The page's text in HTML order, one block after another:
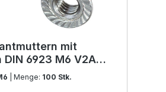
mit
DIN 6923 M6 V2A
| Menge: 100 Stk.